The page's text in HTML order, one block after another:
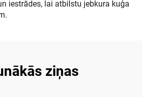
iestrādes, lai atbilstu jebkura kuģa
ziņas